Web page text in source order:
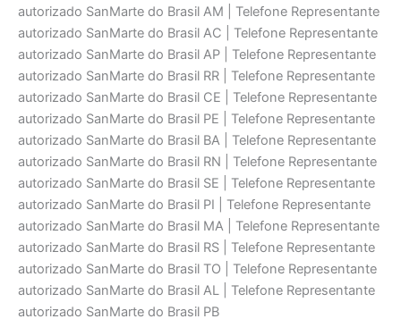
autorizado SanMarte do Brasil AM | Telefone Representante
autorizado SanMarte do Brasil AC | Telefone Representante
autorizado SanMarte do Brasil AP | Telefone Representante
autorizado SanMarte do Brasil RR | Telefone Representante
autorizado SanMarte do Brasil CE | Telefone Representante
autorizado SanMarte do Brasil PE | Telefone Representante
autorizado SanMarte do Brasil BA | Telefone Representante
autorizado SanMarte do Brasil RN | Telefone Representante
autorizado SanMarte do Brasil SE | Telefone Representante
autorizado SanMarte do Brasil PI | Telefone Representante
autorizado SanMarte do Brasil MA | Telefone Representante
autorizado SanMarte do Brasil RS | Telefone Representante
autorizado SanMarte do Brasil TO | Telefone Representante
autorizado SanMarte do Brasil AL | Telefone Representante
autorizado SanMarte do Brasil PB